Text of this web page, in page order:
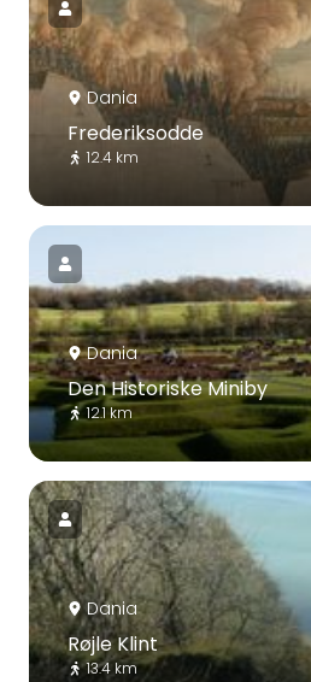
Dania
Frederiksodde
12.4 km
Dania
Den Historiske Miniby
12.1 km
Dania
Røjle Klint
13.4 km